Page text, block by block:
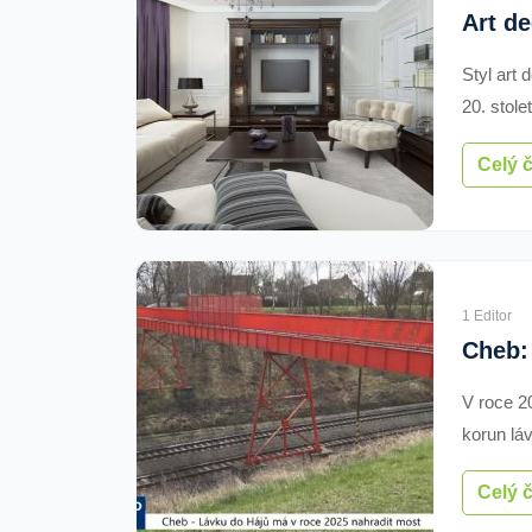
Styl art
20.
a proč
Celý
1 Editor
V roce
korun
Její
město
Celý